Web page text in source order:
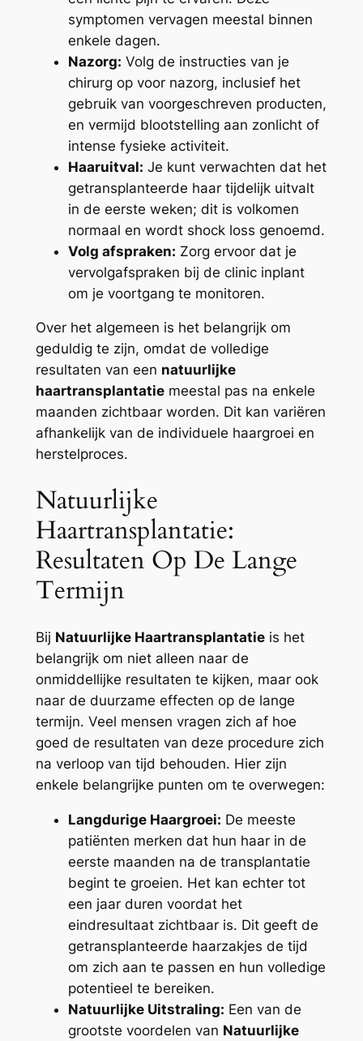
symptomen vervagen meestal binnen
enkele dagen.
Nazorg: Volg de instructies van je
chirurg op voor nazorg, inclusief het
gebruik van voorgeschreven producten,
en vermijd blootstelling aan zonlicht of
intense fysieke activiteit.
Haaruitval: Je kunt verwachten dat het
getransplanteerde haar tijdelijk uitvalt
in de eerste weken; dit is volkomen
normaal en wordt shock loss genoemd.
Volg afspraken: Zorg ervoor dat je
vervolgafspraken bij de clinic inplant
om je voortgang te monitoren.
Over het algemeen is het belangrijk om
geduldig te zijn, omdat de volledige
resultaten van een natuurlijke
haartransplantatiemeestal pas na enkele
maanden zichtbaar worden. Dit kan variëren
afhankelijk van de individuele haargroei en
herstelproces.
Natuurlijke
Haartransplantatie:
Resultaten Op De Lange
Termijn
Bij Natuurlijke Haartransplantatieis het
belangrijk om niet alleen naar de
onmiddellijke resultaten te kijken, maar ook
naar de duurzame effecten op de lange
termijn. Veel mensen vragen zich af hoe
goed de resultaten van deze procedure zich
na verloop van tijd behouden. Hier zijn
enkele belangrijke punten om te overwegen:
Langdurige Haargroei: De meeste
patiënten merken dat hun haar in de
eerste maanden na de transplantatie
begint te groeien. Het kan echter tot
een jaar duren voordat het
eindresultaat zichtbaar is. Dit geeft de
getransplanteerde haarzakjes de tijd
om zich aan te passen en hun volledige
potentieel te bereiken.
Natuurlijke Uitstraling: Een van de
grootste voordelen van Natuurlijke